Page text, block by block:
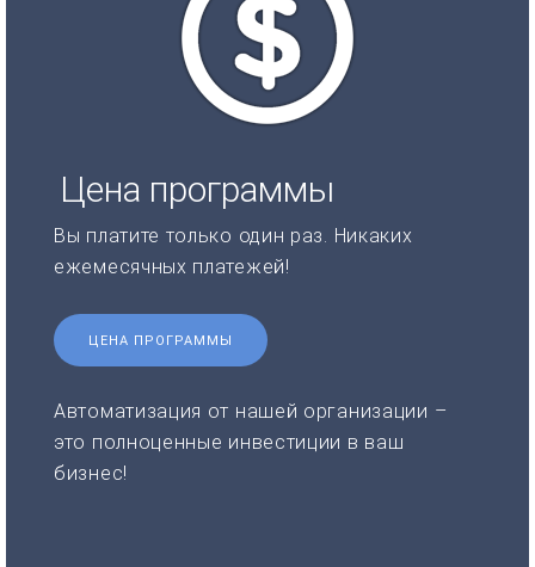
Цена программы
Вы платите только один раз. Никаких
ежемесячных платежей!
ЦЕНА ПРОГРАММЫ
Автоматизация от нашей организации –
это полноценные инвестиции в ваш
бизнес!